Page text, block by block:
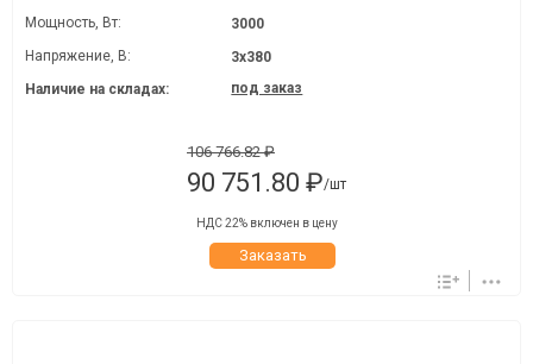
Мощность, Вт:
3000
Напряжение, В:
3х380
Наличие на складах:
под заказ
106 766.82 ₽
90 751.80 ₽/шт
НДС 22% включен в цену
Заказать